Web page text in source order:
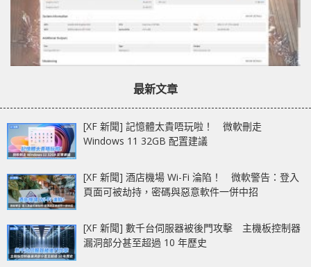
最新文章
[XF 新聞] 記憶體太貴唔玩啦！ 微軟刪走
Windows 11 32GB 配置建議
[XF 新聞] 酒店機場 Wi-Fi 淪陷！ 微軟警告：登入
頁面可被劫持，密碼與惡意軟件一併中招
[XF 新聞] 數千台伺服器被後門攻擊 主機板控制器
漏洞部分甚至超過 10 年歷史